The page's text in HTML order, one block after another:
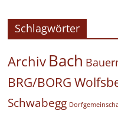
Schlagwörter
Archiv Bach
BRG/BORG
Schwabegg